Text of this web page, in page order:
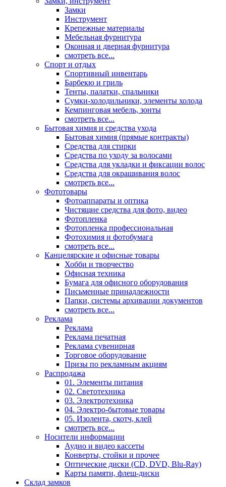
Замки
Инструмент
Крепежные материалы
Мебельная фурнитура
Оконная и дверная фурнитура
смотреть все...
Спорт и отдых
Спортивный инвентарь
Барбекю и гриль
Тенты, палатки, спальники
Сумки-холодильники, элементы холода
Кемпинговая мебель, зонты
смотреть все...
Бытовая химия и средства ухода
Бытовая химия (прямые контракты)
Средства для стирки
Средства по уходу за волосами
Средства для укладки и фиксации волос
Средства для окрашивания волос
смотреть все...
Фототовары
Фотоаппараты и оптика
Чистящие средства для фото, видео
Фотопленка
Фотопленка профессиональная
Фотохимия и фотобумага
смотреть все...
Канцелярские и офисные товары
Хобби и творчество
Офисная техника
Бумага для офисного оборудования
Письменные принадлежности
Папки, системы архивации документов
смотреть все...
Реклама
Реклама
Реклама печатная
Реклама сувенирная
Торговое оборудование
Призы по рекламным акциям
Распродажа
01. Элементы питания
02. Светотехника
03. Электротехника
04. Электро-бытовые товары
05. Изолента, скотч, клей
смотреть все...
Носители информации
Аудио и видео кассеты
Конверты, стойки и прочее
Оптические диски (CD, DVD, Blu-Ray)
Карты памяти, флеш-диски
Склад замков